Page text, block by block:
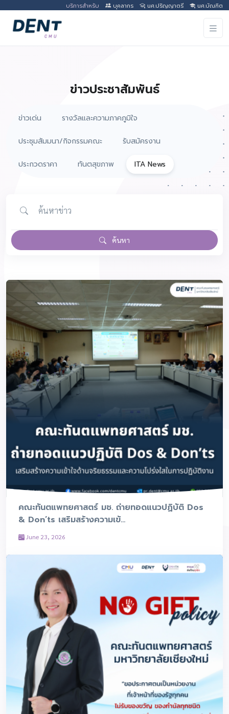
บริการสำหรับ บุคลากร นศ.ปริญญาตรี นศ.บัณฑิต
ข่าวประชาสัมพันธ์
ข่าวเด่น รางวัลและความภาคภูมิใจ
ประชุมสัมมนา/กิจกรรมคณะ รับสมัครงาน
ประกวดราคา ทันตสุขภาพ ITA News
ค้นหา
คณะทันตแพทยศาสตร์ มช. ถ่ายทอดแนวปฏิบัติ Dos
& Don’ts เสริมสร้างความเข้...
June 23, 2026